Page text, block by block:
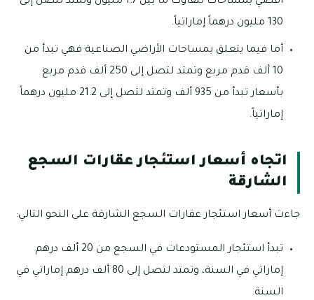
130 مليون درهماً إماراتياً.
أما فيما يتعلق بمساحات الأراضي الصناعية فهي تبدأ من
10 ألف قدم مربع وتمتد لتصل إلى 250 ألف قدم مربع
بأسعار تبدأ من 935 ألف وتمتد لتصل إلى 21.2 مليون درهماً
إماراتياً.
اتجاه أسعار استئجار عقارات السجع
الشارقة
جاءت أسعار استئجار عقارات السجع الشارقة على النحو التالي:
تبدأ استئجار المستودعات في السجع من 20 ألف درهم
إماراتي في السنة، وتمتد لتصل إلى 80 ألف درهم إماراتي في
السنة.